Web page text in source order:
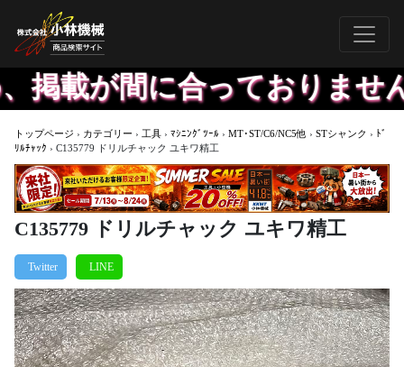
間に合っておりません、
トップページ › カテゴリー › 工具 › ﾏｼﾆﾝｸﾞﾂｰﾙ › MT･ST/C6/NC5他 › STシャンク › ﾄﾞ
ﾘﾙﾁｬｯｸ › C135779 ドリルチャック ユキワ精工
C135779 ドリルチャック ユキワ精工